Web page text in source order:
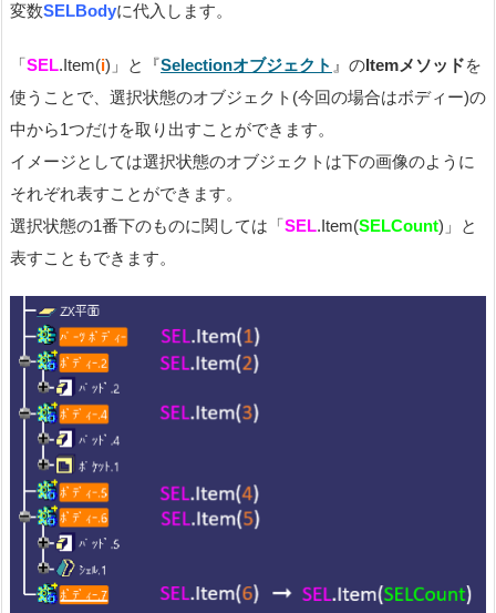
変数SELBodyに代入します。
「SEL.Item(i)」と『Selectionオブジェクト 』のItemメソッドを
使うことで、選択状態のオブジェクト(今回の場合はボディー)の
中から1つだけを取り出すことができます。
イメージとしては選択状態のオブジェクトは下の画像のように
それぞれ表すことができます。
選択状態の1番下のものに関しては「SEL.Item(SELCount)」と
表すこともできます。